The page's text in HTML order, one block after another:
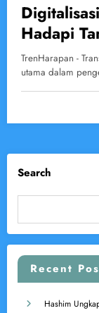
Hadapi
DANA
TrenHarapan -
utama dalam
Search
Recent
Hashim